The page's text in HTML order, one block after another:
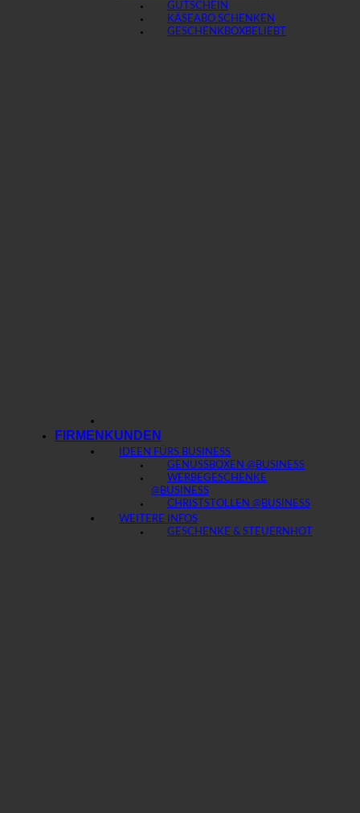
GUTSCHEIN
KÄSEABO SCHENKEN
GESCHENKBOX
FIRMENKUNDEN
IDEEN FÜRS BUSINESS
GENUSSBOXEN @BUSINESS
WERBEGESCHENKE
@BUSINESS
CHRISTSTOLLEN @BUSINESS
WEITERE INFOS
GESCHENKE & STEUERN